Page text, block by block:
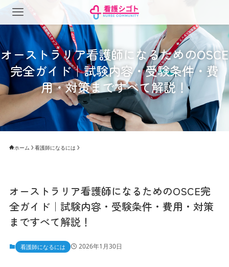
オーストラリア看護師になるためのOSCE
完全ガイド｜試験内容・受験条件・費
用・対策まですべて解説！
ホーム 看護師になるには
オーストラリア看護師になるためのOSCE完
全ガイド｜試験内容・受験条件・費用・対策
まですべて解説！
看護師になるには 2026年1月30日